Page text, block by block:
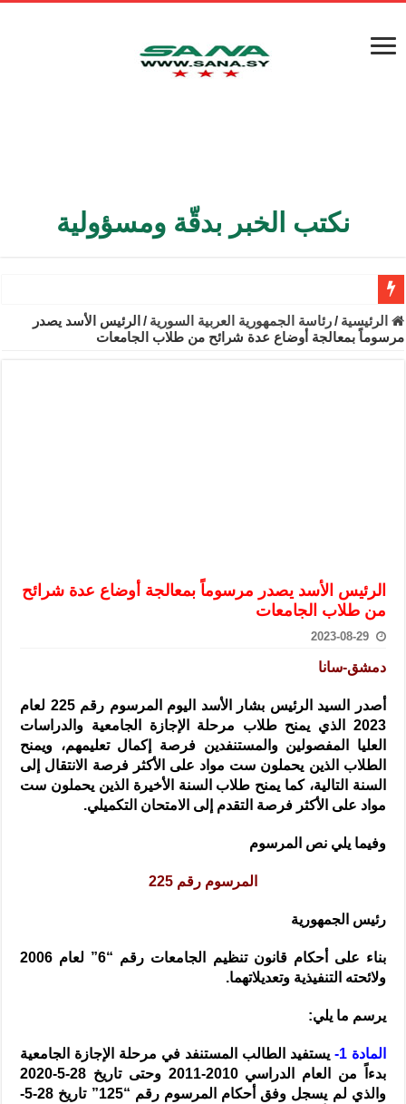
نكتب الخبر بدقّة ومسؤولية
الأمن الداخلي يعثر على مقبرة جماعية في ريف اللاذقية تضم 9 جثامين
الوزير الشيباني يبحث في باريس تعزيز الاستقرار في سوريا
سوريا تبحث مع الإيسيسكو التعاون في البحث العلمي وحماية التراث
الرئيسية /رئاسة الجمهورية العربية السورية / الرئيس الأسد يصدر
مرسوماً بمعالجة أوضاع عدة شرائح من طلاب الجامعات
الرئيس الأسد يصدر مرسوماً بمعالجة أوضاع عدة شرائح
من طلاب الجامعات
2023-08-29
دمشق-سانا
أصدر السيد الرئيس بشار الأسد اليوم المرسوم رقم 225 لعام
2023 الذي يمنح طلاب مرحلة الإجازة الجامعية والدراسات
العليا المفصولين والمستنفدين فرصة إكمال تعليمهم، ويمنح
الطلاب الذين يحملون ست مواد على الأكثر فرصة الانتقال إلى
السنة التالية، كما يمنح طلاب السنة الأخيرة الذين يحملون ست
مواد على الأكثر فرصة التقدم إلى الامتحان التكميلي.
وفيما يلي نص المرسوم
المرسوم رقم 225
رئيس الجمهورية
بناء على أحكام قانون تنظيم الجامعات رقم “6” لعام 2006
ولائحته التنفيذية وتعديلاتهما.
يرسم ما يلي:
المادة 1-
يستفيد الطالب المستنفد في مرحلة الإجازة الجامعية
بدءاً من العام الدراسي 2010-2011 وحتى تاريخ 28-5-2020
والذي لم يسجل وفق أحكام المرسوم رقم “125” تاريخ 28-5-